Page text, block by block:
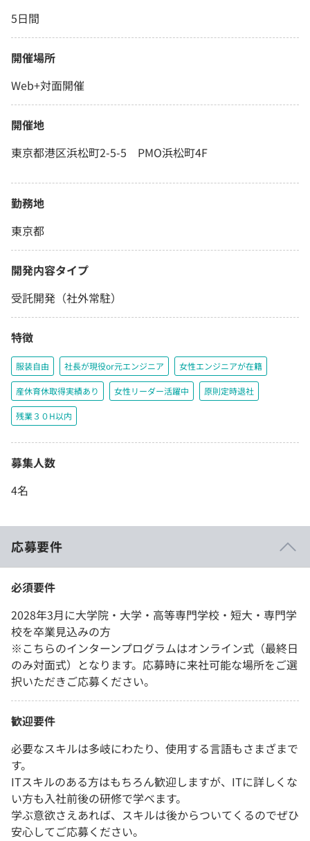
5日間
開催場所
Web+対面開催
開催地
東京都港区浜松町2-5-5 PMO浜松町4F
勤務地
東京都
開発内容タイプ
受託開発（社外常駐）
特徴
服装自由 社長が現役or元エンジニア 女性エンジニアが在籍
産休育休取得実績あり 女性リーダー活躍中 原則定時退社
残業３０H以内
募集人数
4名
応募要件
必須要件
2028年3月に大学院・大学・高等専門学校・短大・専門学
校を卒業見込みの方
※こちらのインターンプログラムはオンライン式（最終日
のみ対面式）となります。応募時に来社可能な場所をご選
択いただきご応募ください。
歓迎要件
必要なスキルは多岐にわたり、使用する言語もさまざまで
す。
ITスキルのある方はもちろん歓迎しますが、ITに詳しくな
い方も入社前後の研修で学べます。
学ぶ意欲さえあれば、スキルは後からついてくるのでぜひ
安心してご応募ください。